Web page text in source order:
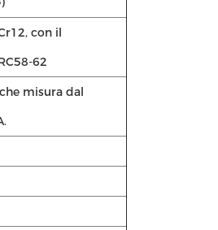
con il
62
misura dal